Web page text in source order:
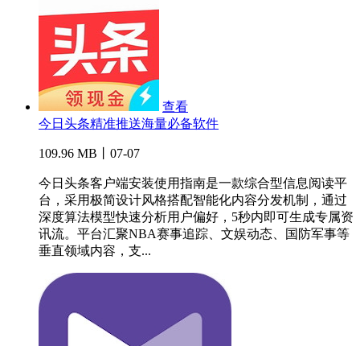
查看
今日头条精准推送海量必备软件
109.96 MB丨07-07
今日头条客户端安装使用指南是一款综合型信息阅读平
台，采用极简设计风格搭配智能化内容分发机制，通过
深度算法模型快速分析用户偏好，5秒内即可生成专属资
讯流。平台汇聚NBA赛事追踪、文娱动态、国防军事等
垂直领域内容，支...